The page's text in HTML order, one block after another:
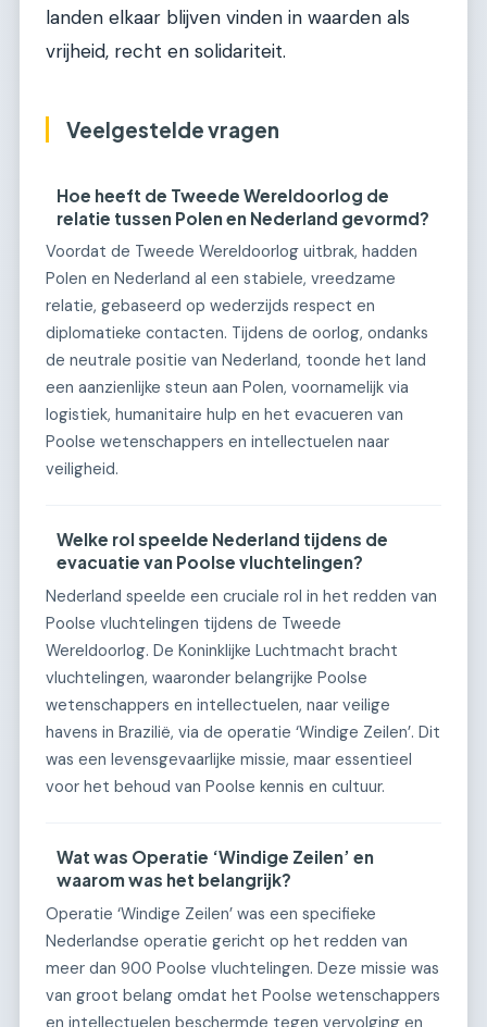
landen elkaar blijven vinden in waarden als
vrijheid, recht en solidariteit.
Veelgestelde vragen
Hoe heeft de Tweede Wereldoorlog de
relatie tussen Polen en Nederland gevormd?
Voordat de Tweede Wereldoorlog uitbrak, hadden
Polen en Nederland al een stabiele, vreedzame
relatie, gebaseerd op wederzijds respect en
diplomatieke contacten. Tijdens de oorlog, ondanks
de neutrale positie van Nederland, toonde het land
een aanzienlijke steun aan Polen, voornamelijk via
logistiek, humanitaire hulp en het evacueren van
Poolse wetenschappers en intellectuelen naar
veiligheid.
Welke rol speelde Nederland tijdens de
evacuatie van Poolse vluchtelingen?
Nederland speelde een cruciale rol in het redden van
Poolse vluchtelingen tijdens de Tweede
Wereldoorlog. De Koninklijke Luchtmacht bracht
vluchtelingen, waaronder belangrijke Poolse
wetenschappers en intellectuelen, naar veilige
havens in Brazilië, via de operatie ‘Windige Zeilen’. Dit
was een levensgevaarlijke missie, maar essentieel
voor het behoud van Poolse kennis en cultuur.
Wat was Operatie ‘Windige Zeilen’ en
waarom was het belangrijk?
Operatie ‘Windige Zeilen’ was een specifieke
Nederlandse operatie gericht op het redden van
meer dan 900 Poolse vluchtelingen. Deze missie was
van groot belang omdat het Poolse wetenschappers